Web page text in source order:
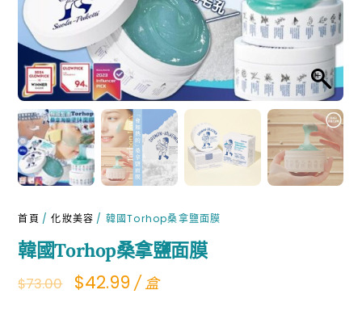
首頁 /化妝美容 / 韓國Torhop桑拿鹽面膜
韓國Torhop桑拿鹽面膜
$73.00
Original
$42.99Current
/ 盒